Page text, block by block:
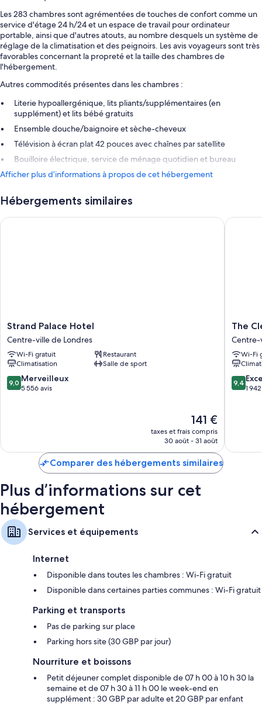
Les 283 chambres sont agrémentées de touches de confort comme un
service d'étage 24 h/24 et un espace de travail pour ordinateur
portable, ainsi que d'autres atouts, au nombre desquels un système de
réglage de la climatisation et des peignoirs. Les avis voyageurs sont très
favorables concernant la propreté et la taille des chambres de
l'hébergement.
Autres commodités présentes dans les chambres :
Literie hypoallergénique, lits pliants/supplémentaires (en
supplément) et lits bébé gratuits
Ensemble douche/baignoire et sèche-cheveux
Télévision à écran plat 42 pouces avec chaînes par satellite
Bouilloire électrique, service de ménage quotidien et bureau
Afficher plus d’informations à propos de cet hébergement
Hébergements similaires
Strand
Palace
Hotel
Centre-
ville
de
Londres
Strand Palace Hotel
Centre-ville de Londres
Wi-Fi gratuit
Restaurant
Climatisation
Salle de sport
9.0
sur
9,0 Merveilleux
5 556 avis
Le
nouveau
prix
de
141 €
taxes et frais compris
30 août - 31 août
Strand Palace Hotel
The
London,
Charing
Cross
Centre-
ville
The
Centre-
Wi-Fi
9.4
sur
9,4
1
The
Comparer des hébergements similaires
Plus d’informations sur cet
hébergement
Services et équipements
Internet
Disponible dans toutes les chambres : Wi-Fi gratuit
Disponible dans certaines parties communes : Wi-Fi gratuit
Parking et transports
Pas de parking sur place
Parking hors site (30 GBP par jour)
Nourriture et boissons
Petit déjeuner complet disponible de 07 h 00 à 10 h 30 la
semaine et de 07 h 30 à 11 h 00 le week-end en
supplément : 30 GBP par adulte et 20 GBP par enfant